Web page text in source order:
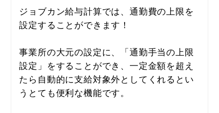
ジョブカン給与計算では、通勤費の上限を
設定することができます！
事業所の大元の設定に、「通勤手当の上限
設定」をすることができ、一定金額を超え
たら自動的に支給対象外としてくれるとい
うとても便利な機能です。